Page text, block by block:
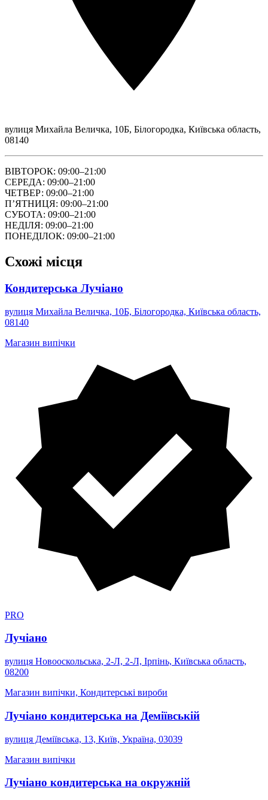
вулиця Михайла Величка, 10Б, Білогородка, Київська область,
08140
ВІВТОРОК: 09:00–21:00
СЕРЕДА: 09:00–21:00
ЧЕТВЕР: 09:00–21:00
ПʼЯТНИЦЯ: 09:00–21:00
СУБОТА: 09:00–21:00
НЕДІЛЯ: 09:00–21:00
ПОНЕДІЛОК: 09:00–21:00
Схожі місця
Кондитерська Лучіано
вулиця Михайла Величка, 10Б, Білогородка, Київська область,
08140
Магазин випічки
PRO
Лучіано
вулиця Новооскольська, 2-Л, 2-Л, Ірпінь, Київська область,
08200
Магазин випічки, Кондитерські вироби
Лучіано кондитерська на Деміївській
вулиця Деміївська, 13, Київ, Україна, 03039
Магазин випічки
Лучіано кондитерська на окружній